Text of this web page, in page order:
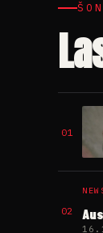
01
02